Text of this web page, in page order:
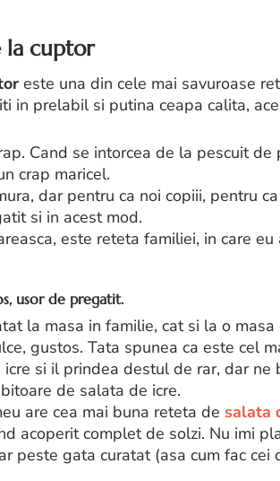
la cuptor
este una din cele mai savuroase
in prelabil si putina ceapa calita,
Cand se intorcea de la pescuit
crap maricel.
dar pentru ca noi copiii, pentru
si in acest mod.
este reteta familiei, in care
usor de pregatit.
la masa in familie, cat si la o
gustos. Tata spunea ca este cel
si il prindea destul de rar, dar ne
de salata de icre.
are cea mai buna reteta de salata
acoperit complet de solzi. Nu imi
peste gata curatat (asa cum fac cei